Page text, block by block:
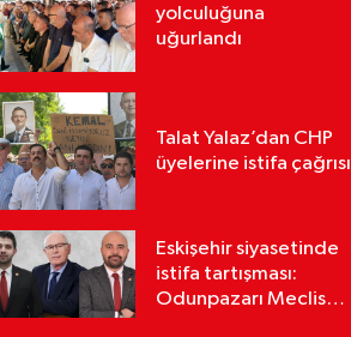
yolculuğuna
uğurlandı
Talat Yalaz’dan CHP
üyelerine istifa çağrısı
Eskişehir siyasetinde
istifa tartışması:
Odunpazarı Meclis